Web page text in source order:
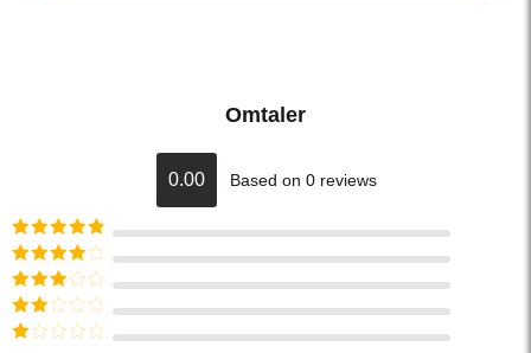
Omtaler
0.00 Based on 0 reviews
Vurdert5av
5
Vurdert4
av 5
Vurdert
3
av 5
Vurdert